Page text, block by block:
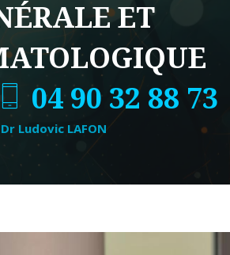
ET
04 90 32 88 73
Dr Ludovic LAFON